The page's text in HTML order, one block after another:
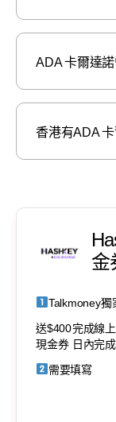
ADA 卡爾達
香港有ADA
金
Talkmoney獨
送$400
現金券
完成線
日內完
需要填寫